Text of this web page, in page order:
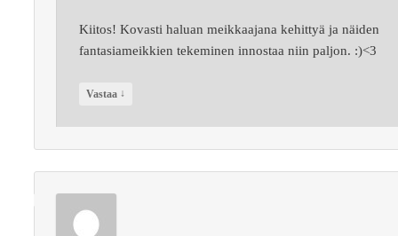
Kiitos! Kovasti haluan meikkaajana kehittyä ja näiden
fantasiameikkien tekeminen innostaa niin paljon. :)<3
Vastaa ↓